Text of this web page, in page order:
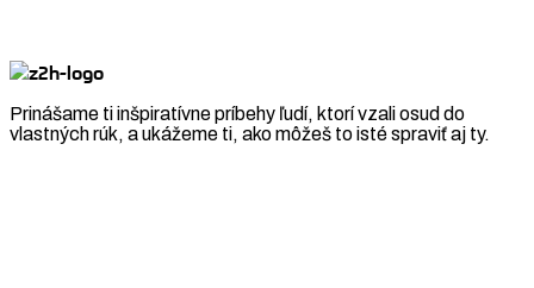
Prinášame ti inšpiratívne príbehy ľudí, ktorí vzali osud do
vlastných rúk, a ukážeme ti, ako môžeš to isté spraviť aj ty.